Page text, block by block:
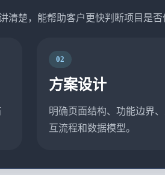
清楚，能帮助客户更快判断项目是否
02
方案设计
明确页面结构、功能边界
互流程和数据模型。